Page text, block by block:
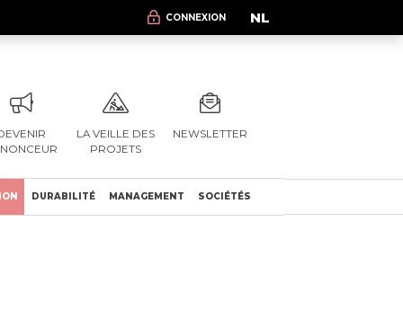
CONNEXION NL
LA VEILLE DES
PROJETS
NEWSLETTER
DURABILITÉ MANAGEMENT SOCIÉTÉS